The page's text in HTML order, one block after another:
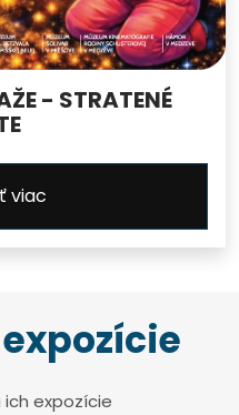
- STRATENÉ
viac
expozície
expozície